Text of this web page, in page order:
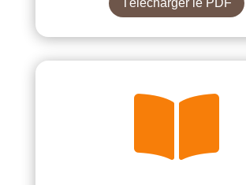
Télécharger le PDF
